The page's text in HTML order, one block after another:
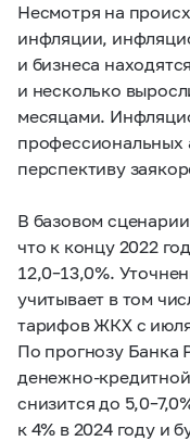
Несмотря на
инфляции,
и бизнеса
и несколько
месяцами.
профессиональных
перспективу
В базовом
что к концу 2022
12,0–13,0%.
учитывает в том
тарифов ЖКХ с июля
По прогнозу Банка
денежно-
снизится до
к 4% в 2024 году и